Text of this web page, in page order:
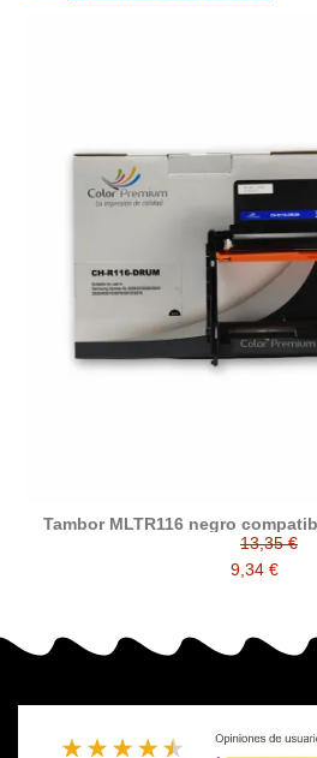
Tambor MLTR116 negro
R116/SEE
13,35 €
9,34 €